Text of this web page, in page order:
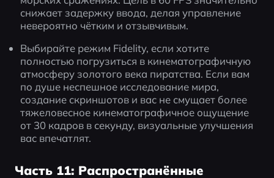
снижает задержку ввода, делая управление
невероятно чётким и отзывчивым.
Выбирайте режим Fidelity, если хотите
полностью погрузиться в кинематографичную
атмосферу золотого века пиратства. Если вам
по душе неспешное исследование мира,
создание скриншотов и вас не смущает более
тяжеловесное кинематографичное ощущение
от 30 кадров в секунду, визуальные улучшения
вас впечатлят.
Часть 11: Распространённые